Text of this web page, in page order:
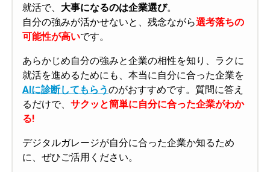
就活で、 大事になるのは企業選び。
自分の強みが活かせないと、残念ながら選考落ちの
可能性が高いです。
あらかじめ自分の強みと企業の相性を知り、ラクに
就活を進めるためにも、本当に自分に合った企業を
AIに診断してもらうのがおすすめです。質問に答え
るだけで、 サクッと簡単に自分に合った企業がわか
る!
デジタルガレージが自分に合った企業か知るため
に、ぜひご活用ください。